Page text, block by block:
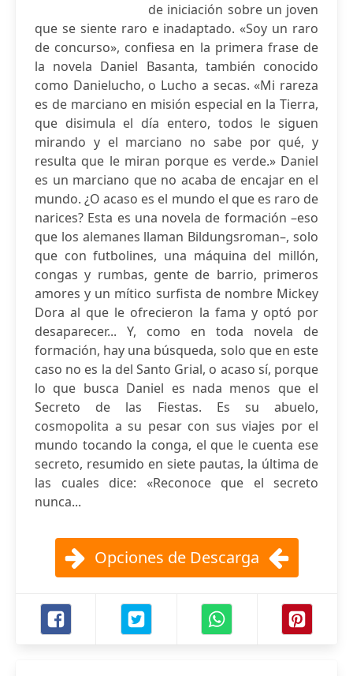
de iniciación sobre un joven
que se siente raro e inadaptado. «Soy un raro
de concurso», confiesa en la primera frase de
la novela Daniel Basanta, también conocido
como Danielucho, o Lucho a secas. «Mi rareza
es de marciano en misión especial en la Tierra,
que disimula el día entero, todos le siguen
mirando y el marciano no sabe por qué, y
resulta que le miran porque es verde.» Daniel
es un marciano que no acaba de encajar en el
mundo. ¿O acaso es el mundo el que es raro de
narices? Esta es una novela de formación –eso
que los alemanes llaman Bildungsroman–, solo
que con futbolines, una máquina del millón,
congas y rumbas, gente de barrio, primeros
amores y un mítico surfista de nombre Mickey
Dora al que le ofrecieron la fama y optó por
desaparecer... Y, como en toda novela de
formación, hay una búsqueda, solo que en este
caso no es la del Santo Grial, o acaso sí, porque
lo que busca Daniel es nada menos que el
Secreto de las Fiestas. Es su abuelo,
cosmopolita a su pesar con sus viajes por el
mundo tocando la conga, el que le cuenta ese
secreto, resumido en siete pautas, la última de
las cuales dice: «Reconoce que el secreto
nunca...
Opciones de Descarga